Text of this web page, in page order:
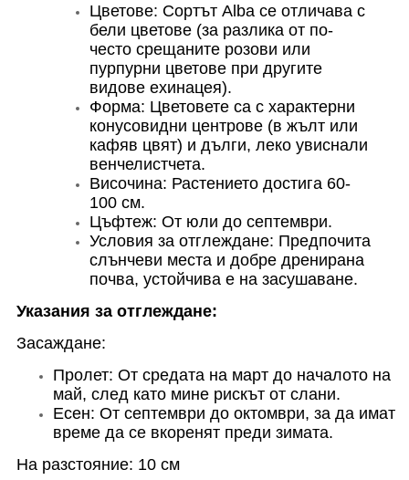
Цветове: Сортът Alba се отличава с
бели цветове (за разлика от по-
често срещаните розови или
пурпурни цветове при другите
видове ехинацея).
Форма: Цветовете са с характерни
конусовидни центрове (в жълт или
кафяв цвят) и дълги, леко увиснали
венчелистчета.
Височина: Растението достига 60-
100 см.
Цъфтеж: От юли до септември.
Условия за отглеждане: Предпочита
слънчеви места и добре дренирана
почва, устойчива е на засушаване.
Указания за отглеждане:
Засаждане:
Пролет: От средата на март до началото на
май, след като мине рискът от слани.
Есен: От септември до октомври, за да имат
време да се вкоренят преди зимата.
На разстояние: 10 см